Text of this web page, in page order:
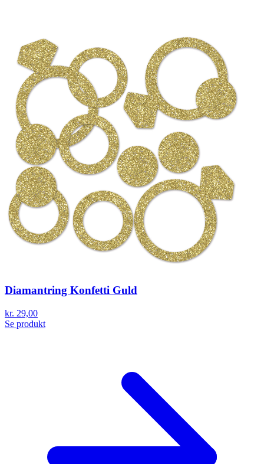
Diamantring Konfetti Guld
kr. 29,00
Se produkt